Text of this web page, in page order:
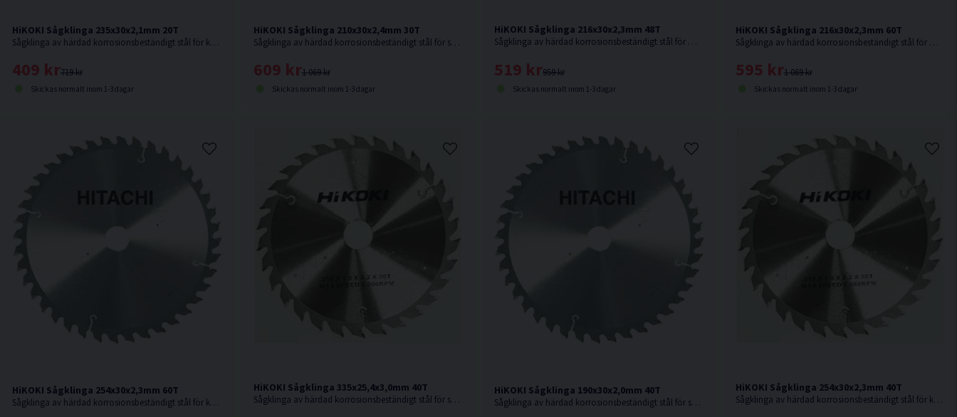
HiKOKI Sågklinga 235x30x2,1mm 20T
Sågklinga av härdad korrosionsbeständigt stål för kapning i hårt och mjukt trä.
719 kr
409 kr
Skickas normalt inom 1-3 dagar
HiKOKI Sågklinga 210x30x2,4mm 30T
Sågklinga av härdad korrosionsbeständigt stål för sågning i hårt och mjukt trä.
1 069 kr
609 kr
Skickas normalt inom 1-3 dagar
HiKOKI Sågklinga 216x30x2,3mm 48T
Sågklinga av härdad korrosionsbeständigt stål för mycket fin sågning i hårt och mjukt trä.
959 kr
519 kr
Skickas normalt inom 1-3 dagar
HiKOKI Sågklinga 216x30x2,3mm 60T
Sågklinga av härdad korrosionsbeständigt stål för mycket fin sågning i hårt och mjukt trä.
1 069 kr
595 kr
Skickas normalt inom 1-3 dagar
HiKOKI Sågklinga 254x30x2,3mm 60T
Sågklinga av härdad korrosionsbeständigt stål för kapning i hårt och mjukt trä.
HiKOKI Sågklinga 335x25,4x3,0mm 40T
Sågklinga av härdad korrosionsbeständigt stål för sågning i hårda och mjuka träslag.
HiKOKI Sågklinga 190x30x2,0mm 40T
Sågklinga av härdad korrosionsbeständigt stål för sågning i hårt och mjukt trä.
HiKOKI Sågklinga 254x30x2,3mm 40T
Sågklinga av härdad korrosionsbeständigt stål för kapning i hårt och mjukt trä.